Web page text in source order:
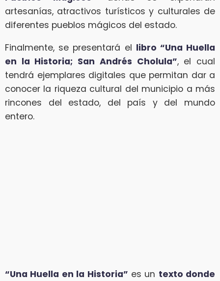
artesanías, atractivos turísticos y culturales de
diferentes pueblos mágicos del estado.
Finalmente, se presentará el libro “Una Huella
en la Historia; San Andrés Cholula”, el cual
tendrá ejemplares digitales que permitan dar a
conocer la riqueza cultural del municipio a más
rincones del estado, del país y del mundo
entero.
“Una Huella en la Historia” es un texto donde